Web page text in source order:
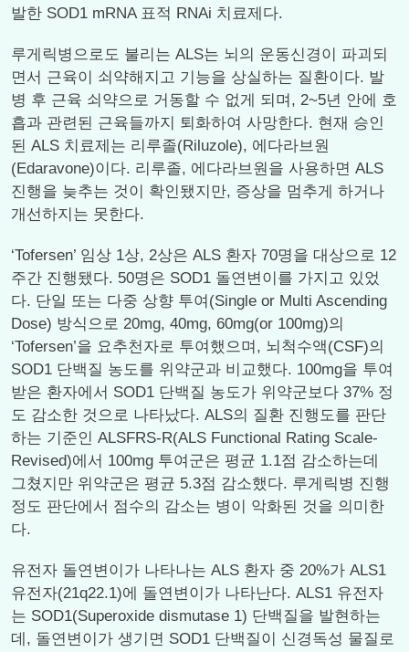
발한 SOD1 mRNA 표적 RNAi 치료제다.
루게릭병으로도 불리는 ALS는 뇌의 운동신경이 파괴되
면서 근육이 쇠약해지고 기능을 상실하는 질환이다. 발
병 후 근육 쇠약으로 거동할 수 없게 되며, 2~5년 안에 호
흡과 관련된 근육들까지 퇴화하여 사망한다. 현재 승인
된 ALS 치료제는 리루졸(Riluzole), 에다라브원
(Edaravone)이다. 리루졸, 에다라브원을 사용하면 ALS
진행을 늦추는 것이 확인됐지만, 증상을 멈추게 하거나
개선하지는 못한다.
‘Tofersen’ 임상 1상, 2상은 ALS 환자 70명을 대상으로 12
주간 진행됐다. 50명은 SOD1 돌연변이를 가지고 있었
다. 단일 또는 다중 상향 투여(Single or Multi Ascending
Dose) 방식으로 20mg, 40mg, 60mg(or 100mg)의
‘Tofersen’을 요추천자로 투여했으며, 뇌척수액(CSF)의
SOD1 단백질 농도를 위약군과 비교했다. 100mg을 투여
받은 환자에서 SOD1 단백질 농도가 위약군보다 37% 정
도 감소한 것으로 나타났다. ALS의 질환 진행도를 판단
하는 기준인 ALSFRS-R(ALS Functional Rating Scale-
Revised)에서 100mg 투여군은 평균 1.1점 감소하는데
그쳤지만 위약군은 평균 5.3점 감소했다. 루게릭병 진행
정도 판단에서 점수의 감소는 병이 악화된 것을 의미한
다.
유전자 돌연변이가 나타나는 ALS 환자 중 20%가 ALS1
유전자(21q22.1)에 돌연변이가 나타난다. ALS1 유전자
는 SOD1(Superoxide dismutase 1) 단백질을 발현하는
데, 돌연변이가 생기면 SOD1 단백질이 신경독성 물질로